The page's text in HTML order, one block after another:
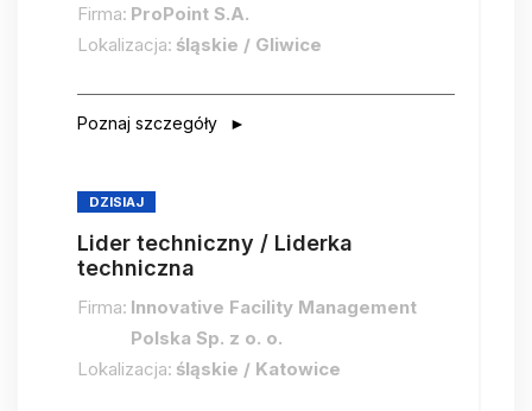
Firma: ProPoint S.A.
Lokalizacja: śląskie / Gliwice
Poznaj szczegóły
DZISIAJ
Lider techniczny / Liderka
techniczna
Firma: Innovative Facility Management
Polska Sp. z o. o.
Lokalizacja: śląskie / Katowice